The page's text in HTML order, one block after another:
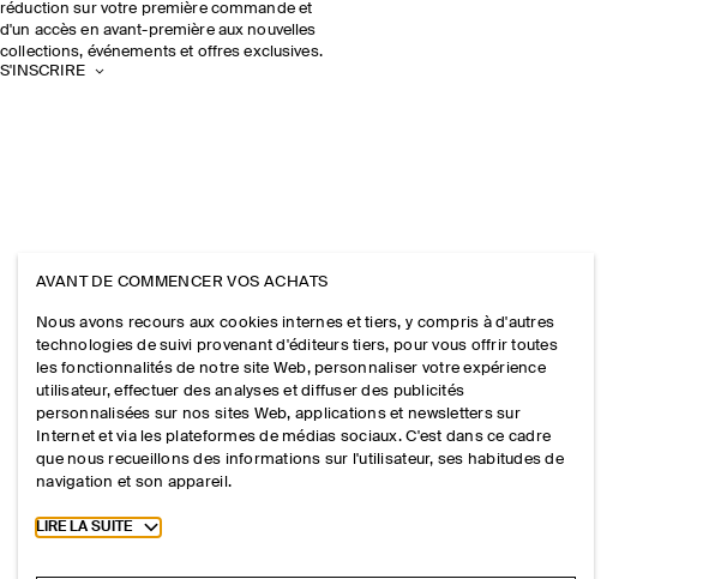
réduction sur votre première commande et
d'un accès en avant-première aux nouvelles
collections, événements et offres exclusives.
S'INSCRIRE
AVANT DE COMMENCER VOS ACHATS
Nous avons recours aux cookies internes et tiers, y compris à d'autres
technologies de suivi provenant d'éditeurs tiers, pour vous offrir toutes
les fonctionnalités de notre site Web, personnaliser votre expérience
utilisateur, effectuer des analyses et diffuser des publicités
personnalisées sur nos sites Web, applications et newsletters sur
Internet et via les plateformes de médias sociaux. C'est dans ce cadre
que nous recueillons des informations sur l'utilisateur, ses habitudes de
navigation et son appareil.
Toggle more cookie information
LIRE LA SUITE